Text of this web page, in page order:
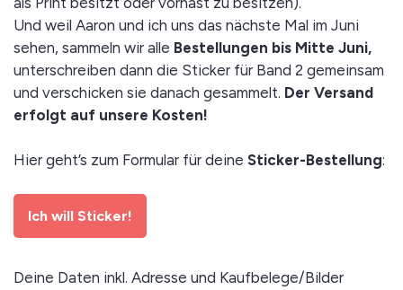
Und weil Aaron und ich uns das nächste Mal im Juni
sehen, sammeln wir alle Bestellungen bis Mitte Juni,
unterschreiben dann die Sticker für Band 2 gemeinsam
und verschicken sie danach gesammelt. Der Versand
erfolgt auf unsere Kosten!
Hier geht’s zum Formular für deine Sticker-Bestellung:
Ich will Sticker!
Deine Daten inkl. Adresse und Kaufbelege/Bilder